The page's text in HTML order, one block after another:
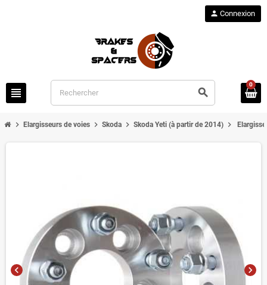
view_headline search
person Connexion
0
chevron_right Elargisseurs de voies chevron_right Skoda chevron_right Skoda Yeti (à partir de 2014) chevron_right
chevron_left chevron_right